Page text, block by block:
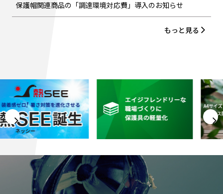
保護帽関連商品の「調達環境対応費」導入のお知らせ
もっと見る
Previous